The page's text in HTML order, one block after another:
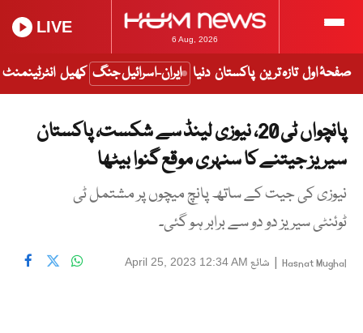
6 Aug, 2026
LIVE
صفحۂ اول تازہ ترین پاکستان دنیا ایران-اسرائیل جنگ کھیل انٹرٹینمنٹ
پانچواں ٹی 20، نیوزی لینڈ سے شکست، پاکستان
سیریز جیتنے کا سنہری موقع گنوا بیٹھا
نیوزی کی جیت کے ساتھ پانچ میچوں پر مشتمل ٹی
ٹوئنٹی سیریز دو دو سے برابر ہو گئی۔
Hasnat Mughal
| شائع April 25, 2023 12:34 AM